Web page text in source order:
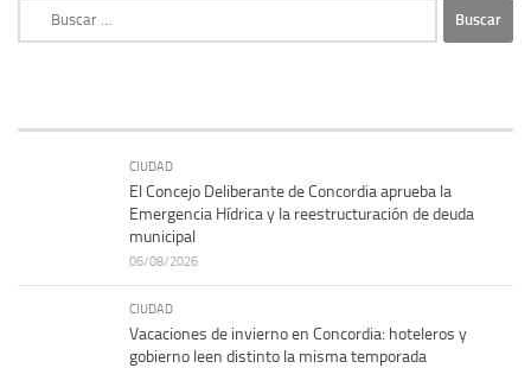
CIUDAD
El Concejo Deliberante de Concordia aprueba la
Emergencia Hídrica y la reestructuración de deuda
municipal
06/08/2026
CIUDAD
Vacaciones de invierno en Concordia: hoteleros y
gobierno leen distinto la misma temporada